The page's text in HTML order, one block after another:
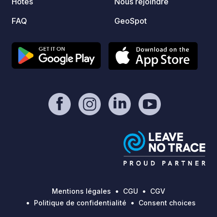
FAQ
GeoSpot
Mentions légales CGU
CGV
Politique de confidentialité
Consent choices